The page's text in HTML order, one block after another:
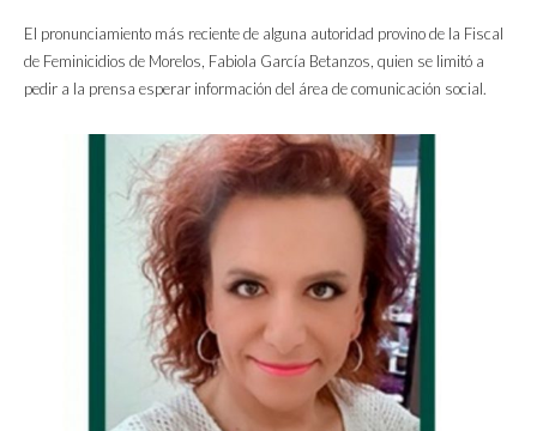
El pronunciamiento más reciente de alguna autoridad provino de la Fiscal
de Feminicidios de Morelos, Fabiola García Betanzos, quien se limitó a
pedir a la prensa esperar información del área de comunicación social.